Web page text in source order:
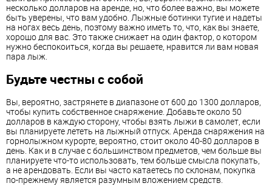
несколько долларов на аренде, но, что более важно, вы можете
быть уверены, что вам удобно. Лыжные ботинки тугие и надеты
на ногах весь день, поэтому важно иметь то, что, как вы знаете,
хорошо для вас. Это также снижает на один фактор, о котором
нужно беспокоиться, когда вы решаете, нравится ли вам новая
пара лыж.
Будьте честны с собой
Вы, вероятно, застрянете в диапазоне от 600 до 1300 долларов,
чтобы купить собственное снаряжение. Добавьте около 50
долларов в каждую сторону, чтобы взять лыжи в самолет, если
вы планируете лететь на лыжный отпуск. Аренда снаряжения на
горнолыжном курорте, вероятно, стоит около 40-80 долларов в
день. Как и в случае с большинством предметов, чем больше вы
планируете что-то использовать, тем больше смысла покупать,
а не арендовать. Если вы часто катаетесь по склонам, покупка
по-прежнему является разумным вложением средств.